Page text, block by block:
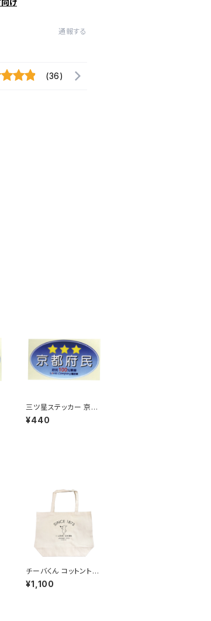
け
通報する
(36)
三ツ星ステッカー 京都
府民(ブルー)
¥440
チーバくん コットントー
トバッグ
¥1,100